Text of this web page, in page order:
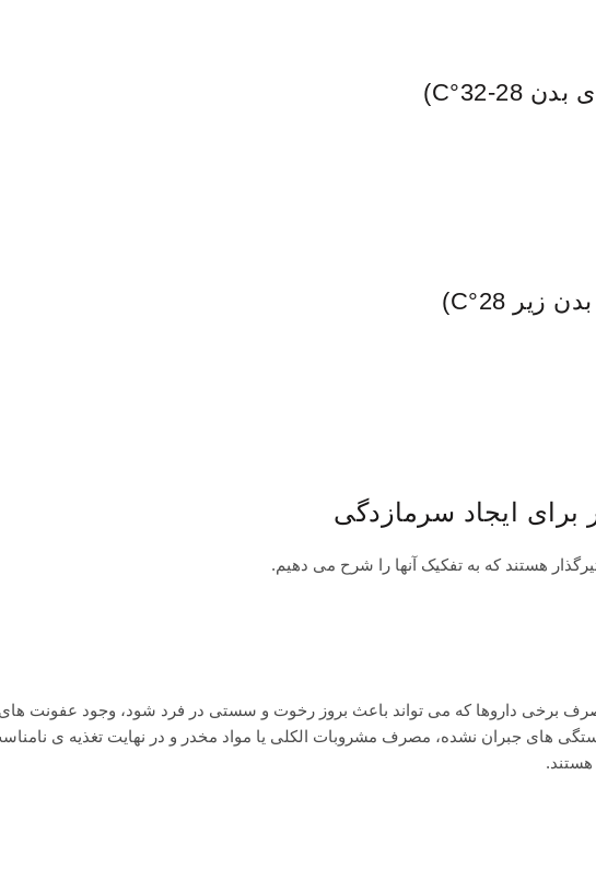
برای ایجاد سرمازدگی
هستند که به تفکیک آنها را شرح می دهیم.
برخی داروها که می تواند باعث بروز رخوت و سستی در فرد شود، وجود عفونت
های جبران نشده، مصرف مشروبات الکلی یا مواد مخدر و در نهایت تغذیه ی